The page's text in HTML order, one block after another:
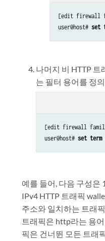
[edit firewall
user@host# set
나머지 비 HTTP 트
는 필터 용어를 정
[edit firewall
user@host# set term
예를 들어, 다음 구성은
IPv4 HTTP 트래픽
주소와 일치하는 트래
트래픽은 http라는 용
픽은 건너뛴 모든 트래